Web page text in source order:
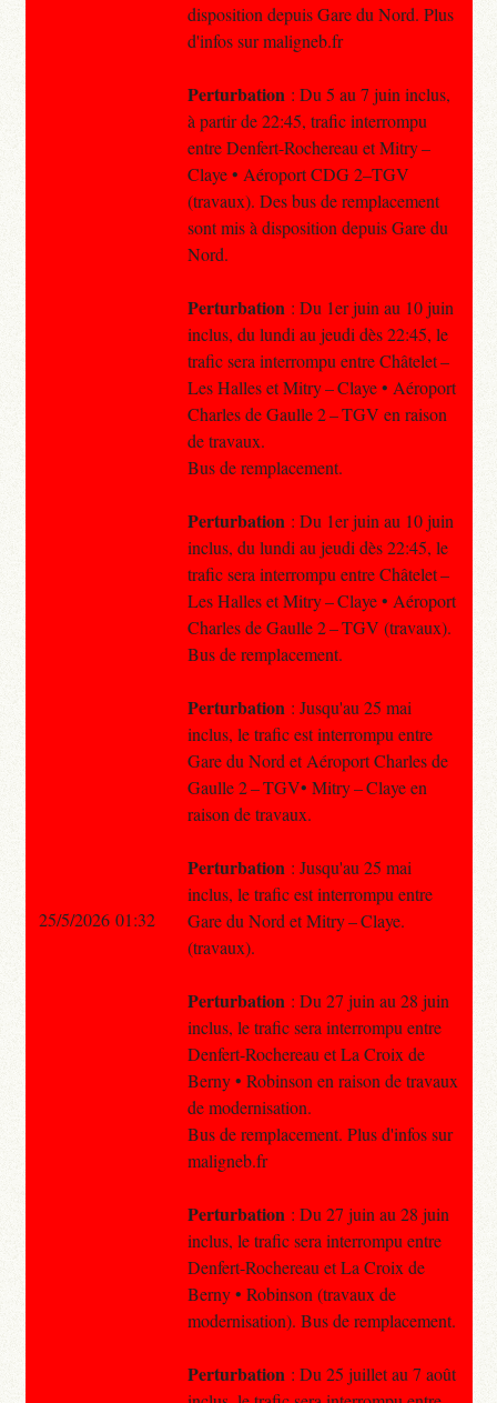
disposition depuis Gare du Nord. Plus
d'infos sur maligneb.fr
Perturbation : Du 5 au 7 juin inclus,
à partir de 22:45, trafic interrompu
entre Denfert-Rochereau et Mitry –
Claye • Aéroport CDG 2–TGV
(travaux). Des bus de remplacement
sont mis à disposition depuis Gare du
Nord.
Perturbation : Du 1er juin au 10 juin
inclus, du lundi au jeudi dès 22:45, le
trafic sera interrompu entre Châtelet –
Les Halles et Mitry – Claye • Aéroport
Charles de Gaulle 2 – TGV en raison
de travaux.
Bus de remplacement.
Perturbation : Du 1er juin au 10 juin
inclus, du lundi au jeudi dès 22:45, le
trafic sera interrompu entre Châtelet –
Les Halles et Mitry – Claye • Aéroport
Charles de Gaulle 2 – TGV (travaux).
Bus de remplacement.
Perturbation : Jusqu'au 25 mai
inclus, le trafic est interrompu entre
Gare du Nord et Aéroport Charles de
Gaulle 2 – TGV• Mitry – Claye en
raison de travaux.
Perturbation : Jusqu'au 25 mai
inclus, le trafic est interrompu entre
Gare du Nord et Mitry – Claye.
(travaux).
Perturbation : Du 27 juin au 28 juin
inclus, le trafic sera interrompu entre
Denfert-Rochereau et La Croix de
Berny • Robinson en raison de travaux
de modernisation.
Bus de remplacement. Plus d'infos sur
maligneb.fr
Perturbation : Du 27 juin au 28 juin
inclus, le trafic sera interrompu entre
Denfert-Rochereau et La Croix de
Berny • Robinson (travaux de
modernisation). Bus de remplacement.
Perturbation : Du 25 juillet au 7 août
25/5/2026 01:32